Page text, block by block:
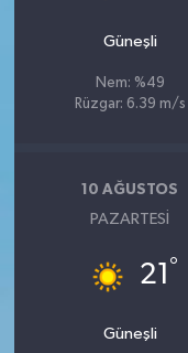
Güneşli
Nem: %49
Rüzgar: 6.39 m/s
10 AĞUSTOS
PAZARTESI
21 °
Güneşli